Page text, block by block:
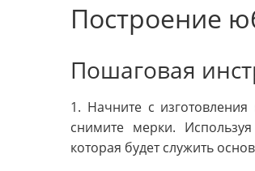
Построение
Пошаговая
1. Начните с
снимите мерки.
которая будет служить